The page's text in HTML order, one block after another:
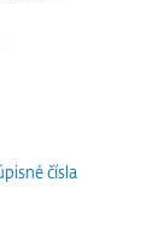
čísla